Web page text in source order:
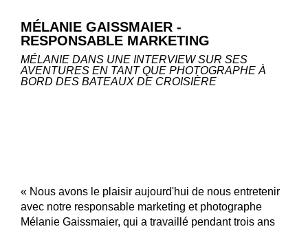
LES ENTREPRISES
CARRIÈRE
TÉLÉCHARGEMENTS
DEENFR
MÉLANIE GAISSMAIER -
RESPONSABLE MARKETING
MÉLANIE DANS UNE INTERVIEW SUR SES
AVENTURES EN TANT QUE PHOTOGRAPHE À
BORD DES BATEAUX DE CROISIÈRE
« Nous avons le plaisir aujourd'hui de nous entretenir
avec notre responsable marketing et photographe
Mélanie Gaissmaier, qui a travaillé pendant trois ans